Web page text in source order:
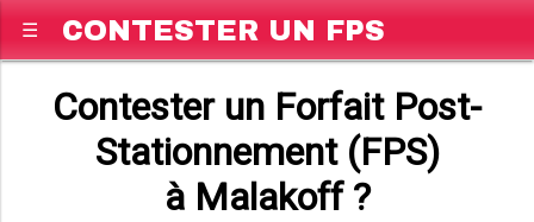
☰ CONTESTER UN FPS
Contester un Forfait Post-
Stationnement (FPS)
à Malakoff ?